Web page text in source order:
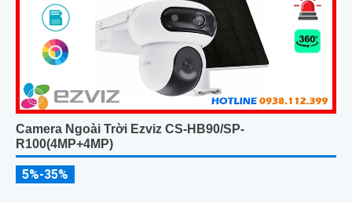
Camera Ngoài Trời Ezviz CS-HB90/SP-
R100(4MP+4MP)
5%-35%